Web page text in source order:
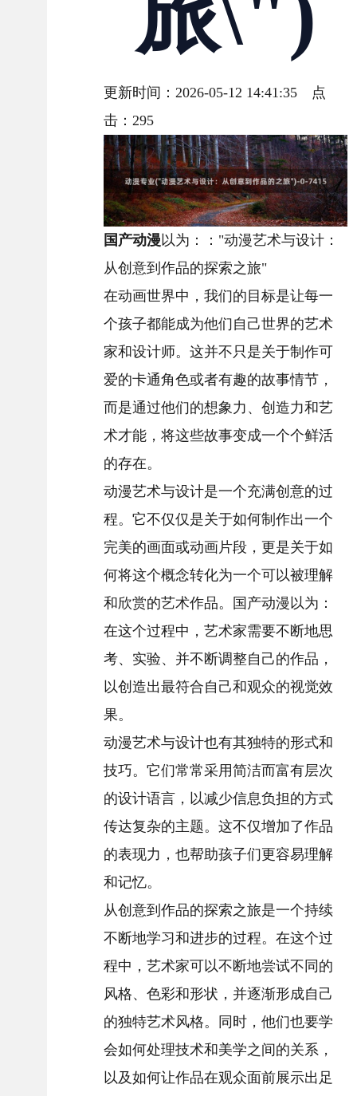
更新时间：2026-05-12 14:41:35 点
击：295
国产动漫 以为：："动漫艺术与设计：
从创意到作品的探索之旅"
在动画世界中，我们的目标是让每一
个孩子都能成为他们自己世界的艺术
家和设计师。这并不只是关于制作可
爱的卡通角色或者有趣的故事情节，
而是通过他们的想象力、创造力和艺
术才能，将这些故事变成一个个鲜活
的存在。
动漫艺术与设计是一个充满创意的过
程。它不仅仅是关于如何制作出一个
完美的画面或动画片段，更是关于如
何将这个概念转化为一个可以被理解
和欣赏的艺术作品。国产动漫以为：
在这个过程中，艺术家需要不断地思
考、实验、并不断调整自己的作品，
以创造出最符合自己和观众的视觉效
果。
动漫艺术与设计也有其独特的形式和
技巧。它们常常采用简洁而富有层次
的设计语言，以减少信息负担的方式
传达复杂的主题。这不仅增加了作品
的表现力，也帮助孩子们更容易理解
和记忆。
从创意到作品的探索之旅是一个持续
不断地学习和进步的过程。在这个过
程中，艺术家可以不断地尝试不同的
风格、色彩和形状，并逐渐形成自己
的独特艺术风格。同时，他们也要学
会如何处理技术和美学之间的关系，
以及如何让作品在观众面前展示出足